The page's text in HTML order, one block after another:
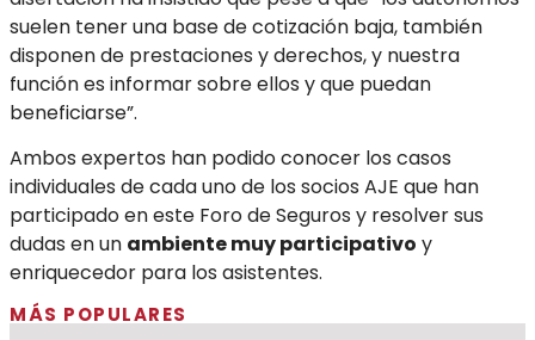
suelen tener una base de cotización baja, también
disponen de prestaciones y derechos, y nuestra
función es informar sobre ellos y que puedan
beneficiarse”.
Ambos expertos han podido conocer los casos
individuales de cada uno de los socios AJE que han
participado en este Foro de Seguros y resolver sus
dudas en un ambiente muy participativo y
enriquecedor para los asistentes.
MÁS POPULARES